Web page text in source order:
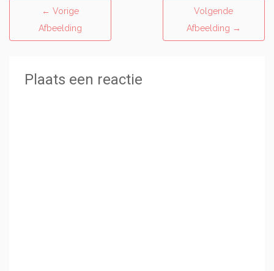
← Vorige
Afbeelding
Volgende
Afbeelding →
Plaats een reactie